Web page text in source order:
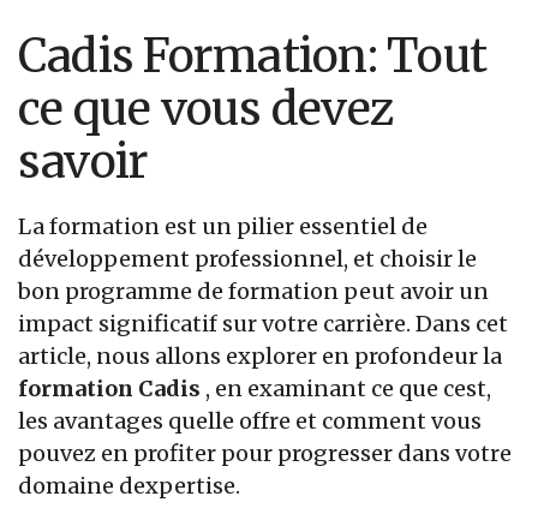
Cadis Formation: Tout
ce que vous devez
savoir
La formation est un pilier essentiel de
développement professionnel, et choisir le
bon programme de formation peut avoir un
impact significatif sur votre carrière. Dans cet
article, nous allons explorer en profondeur la
formation Cadis , en examinant ce que cest,
les avantages quelle offre et comment vous
pouvez en profiter pour progresser dans votre
domaine dexpertise.